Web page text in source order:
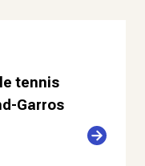
tennis
Garros